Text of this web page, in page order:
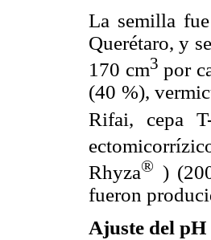
La semilla
Querétaro, y
170 cm3 por
(40 %),
Rifai, cepa
Rhyza® )
fueron
Ajuste del pH